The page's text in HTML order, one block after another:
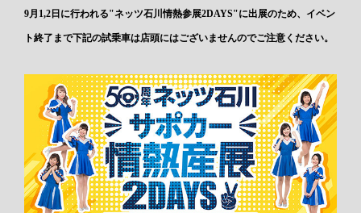
9月1,2日に行われる"ネッツ石川情熱参展2DAYS"に出展のため、イベン
ト終了まで下記の試乗車は店頭にはございませんのでご注意ください。